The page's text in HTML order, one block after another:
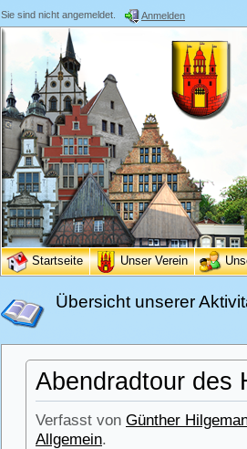
Sie sind nicht angemeldet. Anmelden
Startseite Unser Verein
Übersicht unserer
Abendradtour des
Verfasst von Günther
Allgemein.